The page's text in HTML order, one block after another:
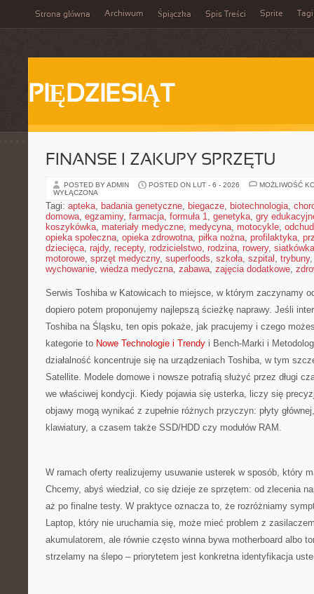
Strona główna Archiwum Śpiączka Spis Treści Sprite Tagi
PIĘDZIESIĄT
FINANSE I ZAKUPY SPRZĘTU
POSTED BY ADMIN POSTED ON LUT - 6 - 2026
MOŻLIWOŚĆ
WYŁĄCZONA
Tagi: apteka, badania genetyczne, biegacze, biotechnologia,
domowa, egzaminy, farmacja, formuła 1, genetyka, gry
koszykówka, materiały medyczne, medycyna, motocykle,
opieka społeczna, opieka zdrowotna, piłka nożna, profilaktyka,
dziecięca, rajdy, recepty, rodzicielstwo, rodzina, rowery, siatkówka
motorowe, sprzęt medyczny, superfoods, szkoła, szpital , trybuny
wychowanie, wiedza medyczna, zabawa, zajęcia dodatkowe,
Serwis Toshiba w Katowicach to miejsce, w którym zaczynamy
dopiero potem proponujemy najlepszą ścieżkę naprawy. Jeśli
Toshiba na Śląsku, ten opis pokaże, jak pracujemy i czego
kategorie to Nowe Technologie i Trendy i Bench-Marki i
działalność koncentruje się na urządzeniach Toshiba, w tym
Satellite. Modele domowe i nowsze potrafią służyć przez długi
we właściwej kondycji. Kiedy pojawia się usterka, liczy się
objawy mogą wynikać z zupełnie różnych przyczyn: płyty
klawiatury, a czasem także SSD/HDD czy modułów RAM.
W ramach oferty realizujemy usuwanie usterek w sposób, który
Chcemy, abyś wiedział, co się dzieje ze sprzętem: od zlecenia
aż po finalne testy. W praktyce oznacza to, że rozróżniamy
Laptop, który nie uruchamia się, może mieć problem z
akumulatorem, ale równie często winna bywa motherboard albo
strzelamy na ślepo – priorytetem jest konkretna identyfikacja